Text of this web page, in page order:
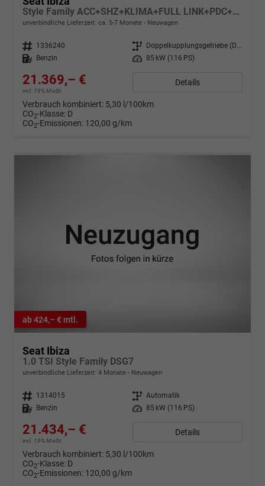
Style Family ACC+SHZ+KLIMA+FULL LINK+PDC+LED+16" ALU
unverbindliche Lieferzeit: ca. 5-7 Monate Neuwagen
Fahrzeugnr. 1336240 Getriebe
Doppelkupplungsgetriebe (DSG)
Kraftstoff
Benzin Leistung 85 kW (116 PS)
21.369,– €
incl. 19% MwSt.
Details
Verbrauch kombiniert: 5,30 l/100km
CO2-Klasse: D
CO2-Emissionen: 120,00 g/km
ab 424,– € mtl.
Seat Ibiza
1.0 TSI Style Family DSG7
unverbindliche Lieferzeit: 4 Monate Neuwagen
Fahrzeugnr. 1314015 Getriebe Automatik
Kraftstoff
Benzin Leistung 85 kW (116 PS)
21.434,– €
incl. 19% MwSt.
Details
Verbrauch kombiniert: 5,30 l/100km
CO2-Klasse: D
CO2-Emissionen: 120,00 g/km